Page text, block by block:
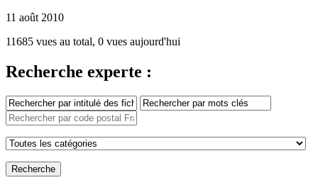
11 août 2010
11685 vues au total, 0 vues aujourd'hui
Recherche experte :